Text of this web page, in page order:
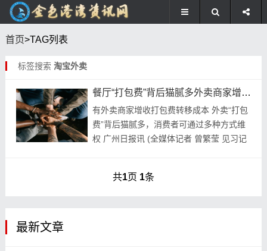
首页>TAG列表
标签搜索 淘宝外卖
餐厅“打包费”背后猫腻多外卖商家增收转移成本
有外卖商家增收打包费转移成本 外卖“打包
费”背后猫腻多，消费者可通过多种方式维
权 广州日报讯 (全媒体记者 曾繁莹 见习记
映，...共1页 1条
最新文章